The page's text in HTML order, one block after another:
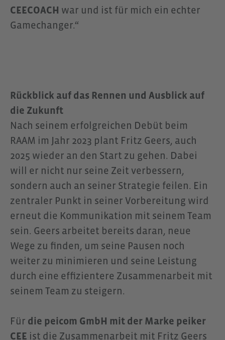
CEECOACH war und ist für mich ein echter
Gamechanger.“
Rückblick auf das Rennen und Ausblick auf
die Zukunft
Nach seinem erfolgreichen Debüt beim
RAAM im Jahr 2023 plant Fritz Geers, auch
2025 wieder an den Start zu gehen. Dabei
will er nicht nur seine Zeit verbessern,
sondern auch an seiner Strategie feilen. Ein
zentraler Punkt in seiner Vorbereitung wird
erneut die Kommunikation mit seinem Team
sein. Geers arbeitet bereits daran, neue
Wege zu finden, um seine Pausen noch
weiter zu minimieren und seine Leistung
durch eine effizientere Zusammenarbeit mit
seinem Team zu steigern.
Für die peicom GmbH mit der Marke peiker
CEE ist die Zusammenarbeit mit Fritz Geers